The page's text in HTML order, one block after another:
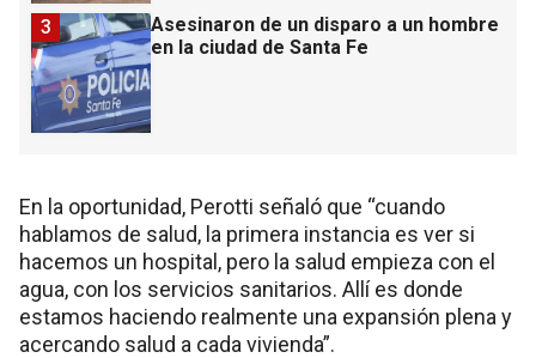
Asesinaron de un disparo a un hombre
en la ciudad de Santa Fe
3
En la oportunidad, Perotti señaló que “cuando
hablamos de salud, la primera instancia es ver si
hacemos un hospital, pero la salud empieza con el
agua, con los servicios sanitarios. Allí es donde
estamos haciendo realmente una expansión plena y
acercando salud a cada vivienda”.